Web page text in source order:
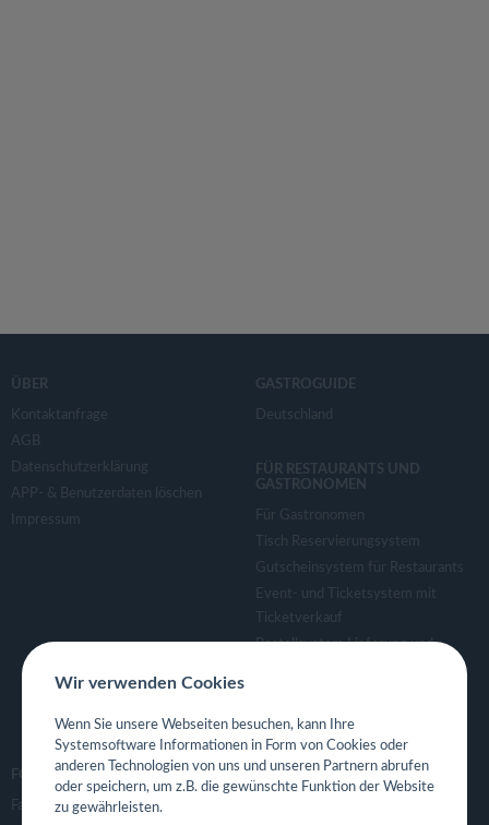
ÜBER
Kontaktanfrage
AGB
Datenschutzerklärung
APP- & Benutzerdaten löschen
Impressum
GASTROGUIDE
Deutschland
FÜR RESTAURANTS UND
GASTRONOMEN
Für Gastronomen
Tisch Reservierungsystem
Gutscheinsystem für Restaurants
Event- und Ticketsystem mit
Ticketverkauf
Bestellsystem Lieferung und
Eigene App für Restaurant
FOLGE UNS
Facebook
Wir verwenden Cookies
Wenn Sie unsere Webseiten besuchen, kann Ihre
Systemsoftware Informationen in Form von Cookies oder
anderen Technologien von uns und unseren Partnern abrufen
oder speichern, um z.B. die gewünschte Funktion der Website
zu gewährleisten.